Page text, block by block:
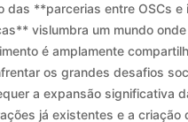
das **parcerias entre OSCs e
vislumbra um mundo
é amplamente
os grandes desafios
a expansão significativa
já existentes e a criação